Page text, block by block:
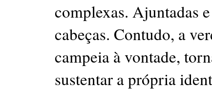
complexas. Ajuntadas
cabeças. Contudo, a
campeia à vontade,
sustentar a própria